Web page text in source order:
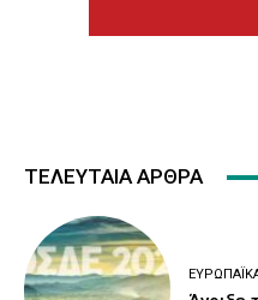
ΤΕΛΕΥΤΑΙΑ ΑΡΘΡΑ